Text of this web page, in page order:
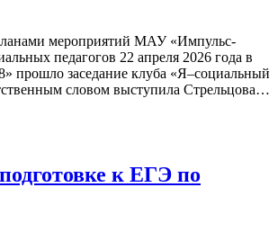
мероприятий МАУ «Импульс-
педагогов 22 апреля 2026 года в
заседание клуба «Я–социальный
словом выступила Стрельцова…
к ЕГЭ по